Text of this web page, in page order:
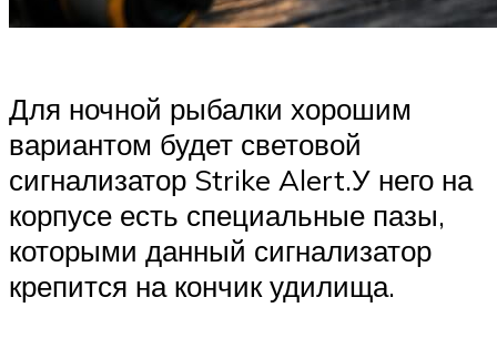
Для ночной рыбалки хорошим
вариантом будет световой
сигнализатор Strike Alert.У него на
корпусе есть специальные пазы,
которыми данный сигнализатор
крепится на кончик удилища.